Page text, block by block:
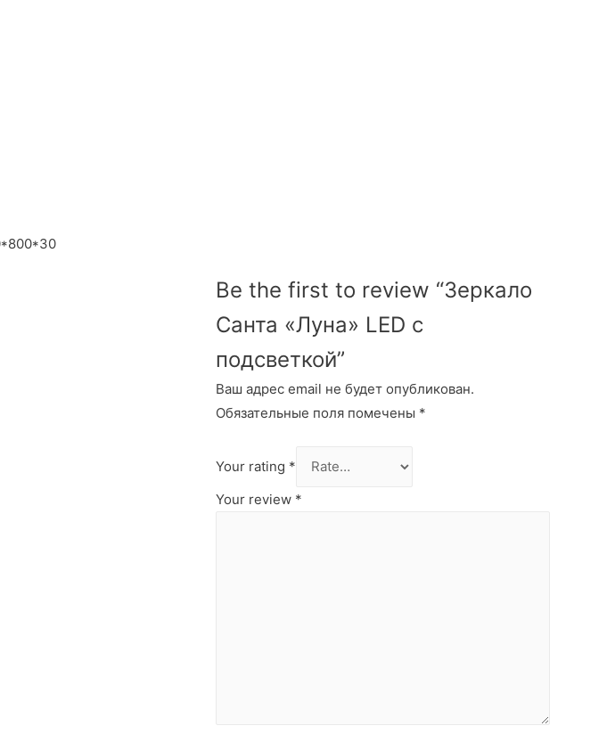
Be the first to review “Зеркало
Санта «Луна» LED с
подсветкой”
Ваш адрес email не будет опубликован.
Обязательные поля помечены *
Your rating *
Your review *